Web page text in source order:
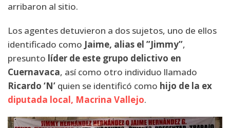
arribaron al sitio.
Los agentes detuvieron a dos sujetos, uno de ellos
identificado como Jaime, alias el ”Jimmy”,
presunto líder de este grupo delictivo en
Cuernavaca, así como otro individuo llamado
Ricardo ‘N’ quien se identificó como hijo de la ex
diputada local, Macrina Vallejo.